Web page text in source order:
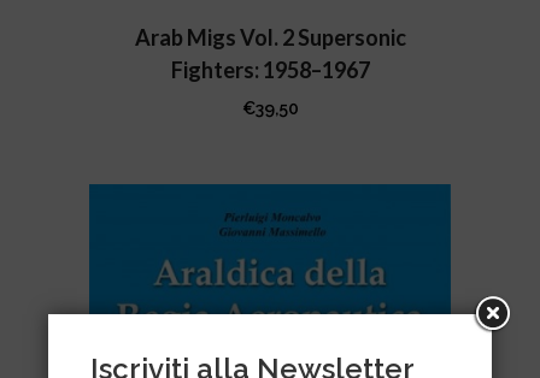
Arab Migs Vol. 2 Supersonic
Fighters: 1958–1967
€39,50
Iscriviti alla Newsletter